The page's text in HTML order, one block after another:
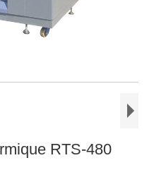
RTS-480